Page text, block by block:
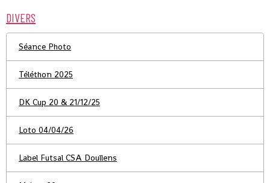
DIVERS
Séance Photo
Téléthon 2025
DK Cup 20 & 21/12/25
Loto 04/04/26
Label Futsal CSA Doullens